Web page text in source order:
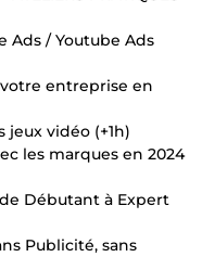
Ads / Youtube Ads
entreprise en
vidéo (+1h)
les marques en 2024
Débutant à Expert
Publicité, sans